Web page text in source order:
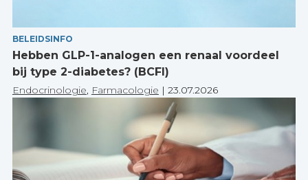
BELEIDSINFO
Hebben GLP-1-analogen een renaal voordeel
bij type 2-diabetes? (BCFI)
Endocrinologie, Farmacologie | 23.07.2026